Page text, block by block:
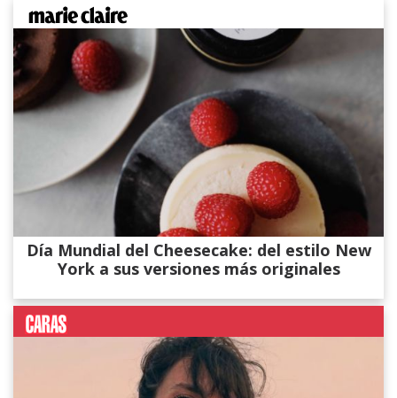
Día Mundial del Cheesecake: del estilo New
York a sus versiones más originales